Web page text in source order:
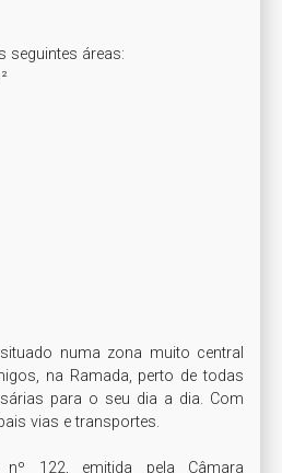
seguintes áreas:
numa zona muito central
na Ramada, perto de todas
para o seu dia a dia. Com
vias e transportes.
nº 122, emitida pela Câmara